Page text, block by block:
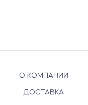
О КОМПАНИИ
ДОСТАВКА